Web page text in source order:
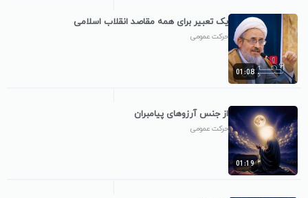
01:08
یک تعبیر برای همه مقاصد انقلاب اسلامی
حرکت عمومی
01:19
از جنس آرزوهای پیامبران
حرکت عمومی